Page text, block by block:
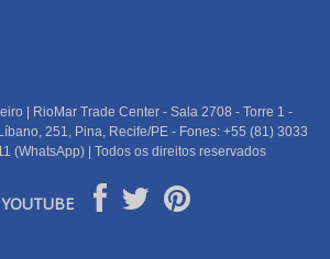
| RioMar Trade Center - Sala 2708 - Torre 1 -
251, Pina, Recife/PE - Fones: +55 (81) 3033
(WhatsApp) | Todos os direitos reservados
YOUTUBE